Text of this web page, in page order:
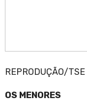
REPRODUÇÃO/TSE
OS MENORES